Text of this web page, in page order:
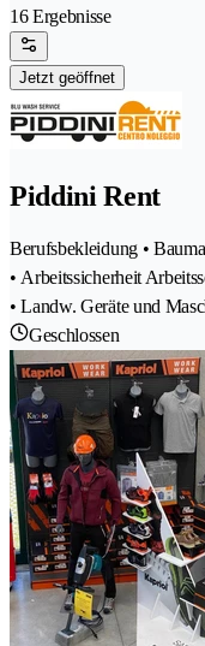
16 Ergebnisse
Jetzt geöffnet
Piddini Rent
Berufsbekleidung •
• Arbeitssicherheit
• Landw. Geräte und
Geschlossen